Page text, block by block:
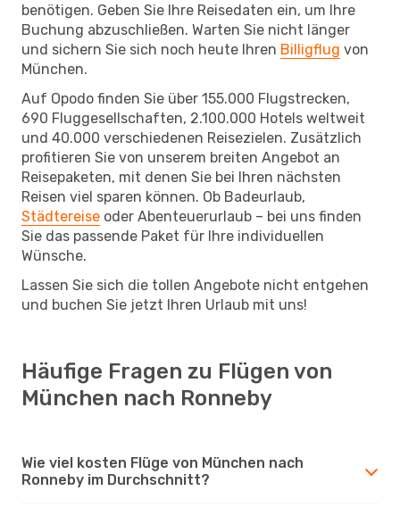
benötigen. Geben Sie Ihre Reisedaten ein, um Ihre
Buchung abzuschließen. Warten Sie nicht länger
und sichern Sie sich noch heute Ihren Billigflug von
München.
Auf Opodo finden Sie über 155.000 Flugstrecken,
690 Fluggesellschaften, 2.100.000 Hotels weltweit
und 40.000 verschiedenen Reisezielen. Zusätzlich
profitieren Sie von unserem breiten Angebot an
Reisepaketen, mit denen Sie bei Ihren nächsten
Reisen viel sparen können. Ob Badeurlaub,
Städtereise oder Abenteuerurlaub – bei uns finden
Sie das passende Paket für Ihre individuellen
Wünsche.
Lassen Sie sich die tollen Angebote nicht entgehen
und buchen Sie jetzt Ihren Urlaub mit uns!
Häufige Fragen zu Flügen von
München nach Ronneby
Wie viel kosten Flüge von München nach
Ronneby im Durchschnitt?